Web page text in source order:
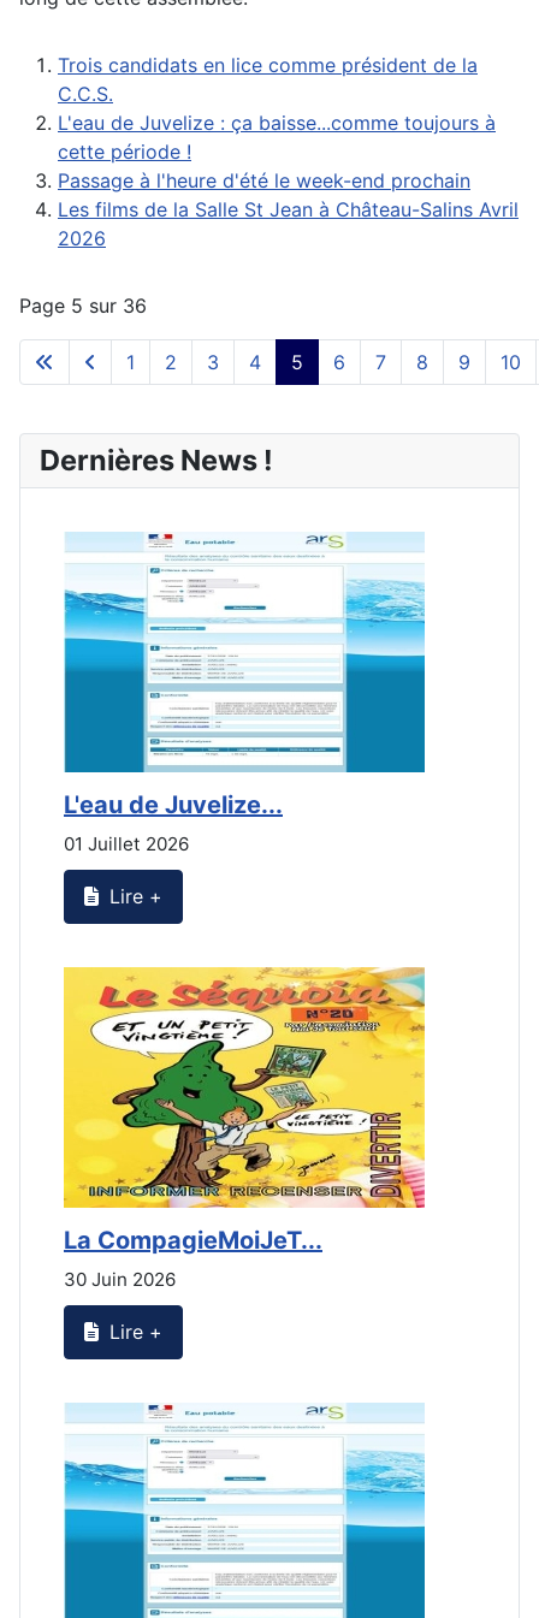
Trois candidats en lice comme président de la
C.C.S.
L'eau de Juvelize : ça baisse...comme toujours à
cette période !
Passage à l'heure d'été le week-end prochain
Les films de la Salle St Jean à Château-Salins Avril
2026
Page 5 sur 36
1 2 3 4 5 6 7 8 9 10
Dernières News !
L'eau de Juvelize...
01 Juillet 2026
Lire +
La CompagieMoiJeT...
30 Juin 2026
Lire +